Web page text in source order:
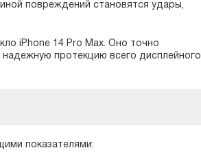
повреждений становятся удары,
iPhone 14 Pro Max. Оно точно
протекцию всего дисплейного
показателями: